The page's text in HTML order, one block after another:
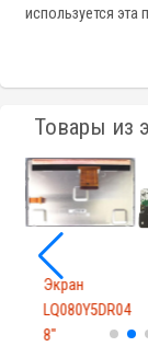
используется эта
Товары из
Экран
LQ080Y5DR04
8"